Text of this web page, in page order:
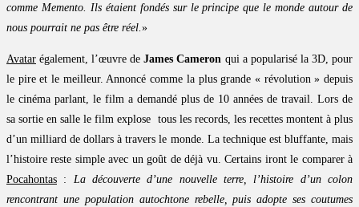
comme Memento. Ils étaient fondés sur le principe que le monde autour de
nous pourrait ne pas être réel.»
Avatar également, l’œuvre deJames Cameron qui a popularisé la 3D, pour
le pire et le meilleur. Annoncé comme la plus grande « révolution » depuis
le cinéma parlant, le film a demandé plus de 10 années de travail. Lors de
sa sortie en salle le film explose tous les records, les recettes montent à plus
d’un milliard de dollars à travers le monde. La technique est bluffante, mais
l’histoire reste simple avec un goût de déjà vu. Certains iront le comparer à
Pocahontas : La découverte d’une nouvelle terre, l’histoire d’un colon
rencontrant une population autochtone rebelle, puis adopte ses coutumes